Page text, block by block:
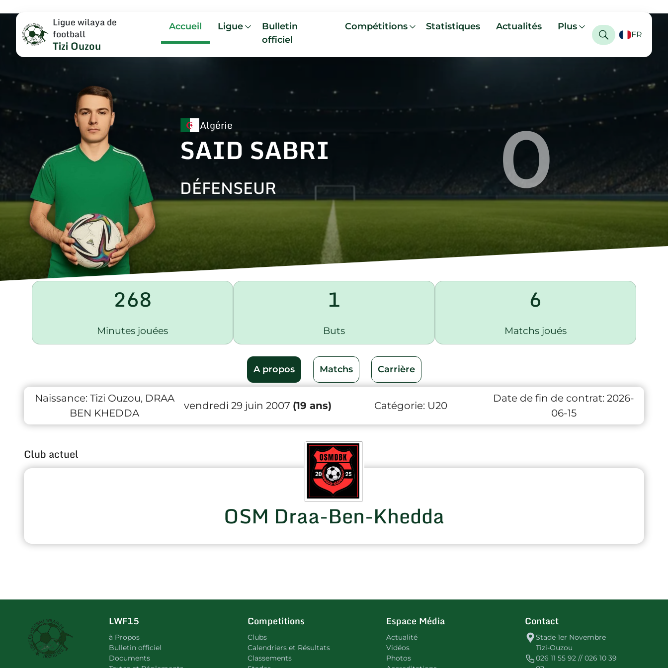
Ligue wilaya de
football
Tizi Ouzou
Accueil Ligue
Bulletin
officiel
Compétitions Statistiques Actualités Plus
FR
Algérie
SAID SABRI
DÉFENSEUR 0
268
Minutes jouées
1
Buts
6
Matchs joués
A propos Matchs Carrière
Naissance: Tizi Ouzou, DRAA
BEN KHEDDA
vendredi 29 juin 2007 (19 ans) Catégorie: U20
Date de fin de contrat: 2026-
06-15
Club actuel
OSM Draa-Ben-Khedda
LWF15
à Propos
Bulletin officiel
Documents
Competitions
Clubs
Calendriers et Résultats
Classements
Espace Média
Actualité
Vidéos
Photos
Contact
Stade 1er Novembre
Tizi-Ouzou
026 11 55 92 // 026 10 39